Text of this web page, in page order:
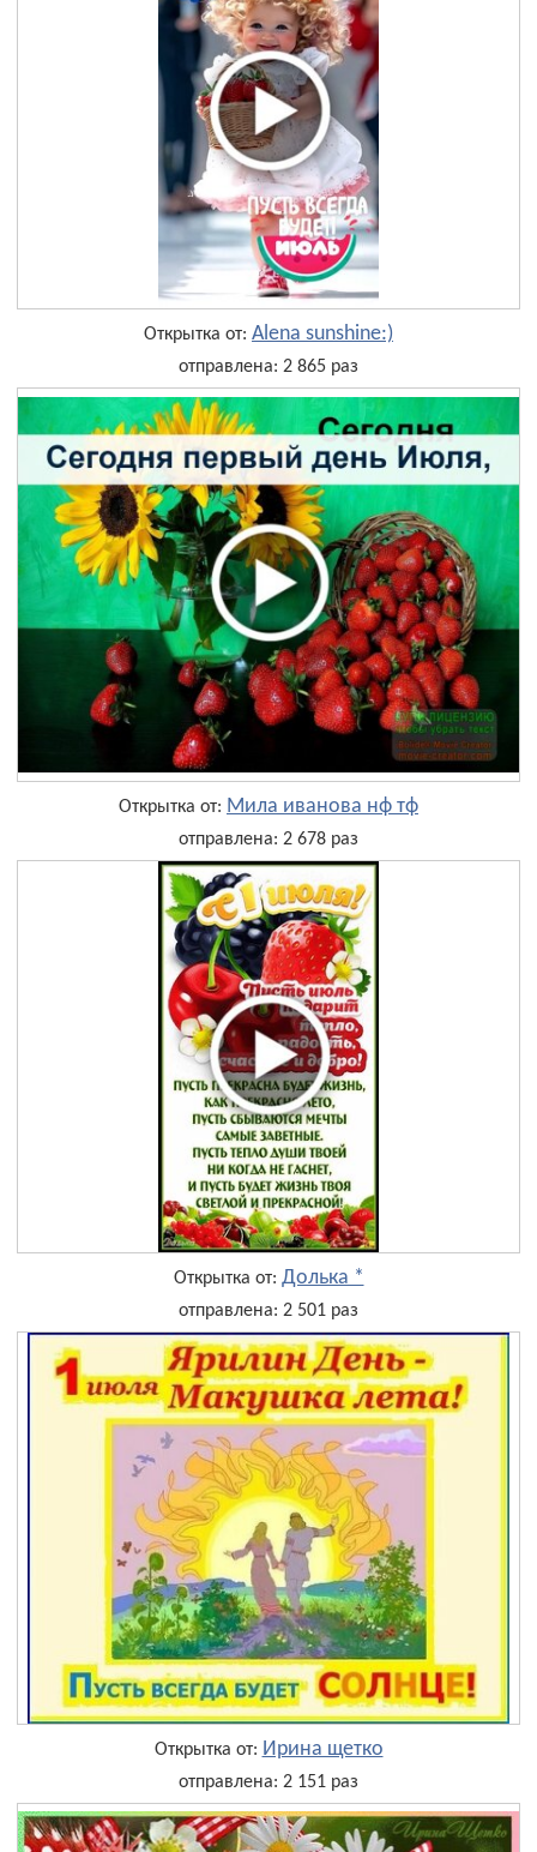
Открытка от: Alena sunshine:)
отправлена: 2 865 раз
Открытка от: Мила иванова нф тф
отправлена: 2 678 раз
Открытка от: Долька *
отправлена: 2 501 раз
Открытка от: Ирина щетко
отправлена: 2 151 раз